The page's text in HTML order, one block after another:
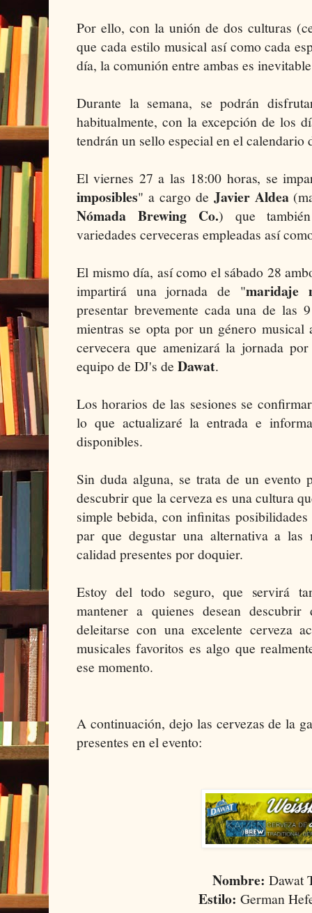
Por ello, con la unión de dos culturas
que cada estilo musical así como cada
día, la comunión entre ambas es
Durante la semana, se podrán
habitualmente, con la excepción de los
tendrán un sello especial en el calendario
El viernes 27 a las 18:00 horas, se
imposibles" a cargo de Javier Aldea
Nómada Brewing Co.) que
variedades cerveceras empleadas así
El mismo día, así como el sábado 28
impartirá una jornada de "maridaje
presentar brevemente cada una de las
mientras se opta por un género musical
cervecera que amenizará la jornada
equipo de DJ's de Dawat.
Los horarios de las sesiones se
lo que actualizaré la entrada e
disponibles.
Sin duda alguna, se trata de un evento
descubrir que la cerveza es una cultura
simple bebida, con infinitas
par que degustar una alternativa a las
calidad presentes por doquier.
Estoy del todo seguro, que servirá
mantener a quienes desean
deleitarse con una excelente cerveza
musicales favoritos es algo que
ese momento.
A continuación, dejo las cervezas de la
presentes en el evento:
Nombre: Dawat
Estilo: German